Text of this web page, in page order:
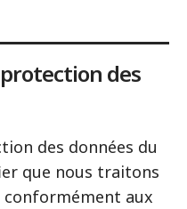
des
des données du
que nous traitons
conformément aux